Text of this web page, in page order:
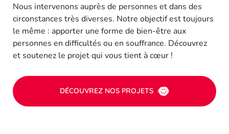
Nous intervenons auprès de personnes et dans des
circonstances très diverses. Notre objectif est toujours
le même : apporter une forme de bien-être aux
personnes en difficultés ou en souffrance. Découvrez
et soutenez le projet qui vous tient à cœur !
DÉCOUVREZ NOS PROJETS